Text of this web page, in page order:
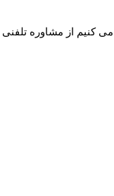
از مشاوره تلفنی